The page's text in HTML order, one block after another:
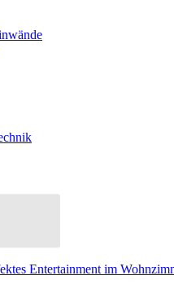
Entertainment im